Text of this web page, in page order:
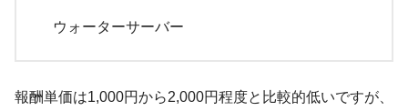
ウォーターサーバー
報酬単価は1,000円から2,000円程度と比較的低いですが、